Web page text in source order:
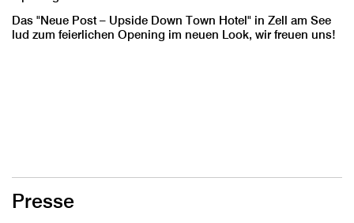
Das "Neue Post – Upside Down Town Hotel" in Zell am See
lud zum feierlichen Opening im neuen Look, wir freuen uns!
Presse